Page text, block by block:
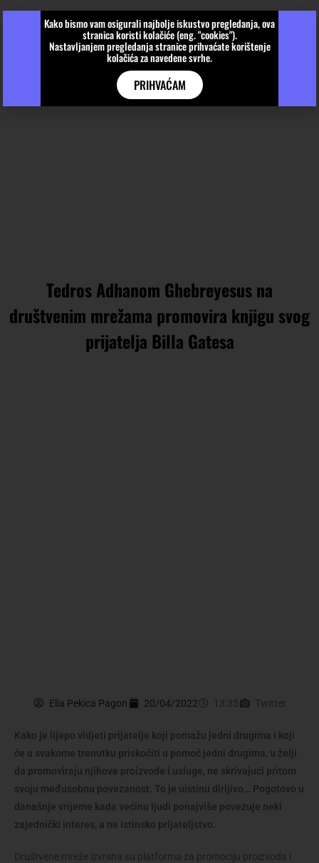
Tedros Adhanom Ghebreyesus na
društvenim mrežama promovira knjigu svog
prijatelja Billa Gatesa
Elia Pekica Pagon 20/04/2022 13:35 Twitter
Kako je lijepo vidjeti prijatelje koji pomažu jedni drugima i koji
će u svakome trenutku priskočiti u pomoć jedni drugima, u želji
da promoviraju njihove proizvode i usluge, ne skrivajući pritom
svoju međusobnu povezanost. To je uistinu dirljivo… Pogotovo u
današnje vrijeme kada većinu ljudi ponajviše povezuje neki
zajednički interes, a ne istinsko prijateljstvo.
Društvene mreže izvrsna su platforma za promociju proizvoda i
Kako bismo vam osigurali najbolje iskustvo pregledanja, ova
stranica koristi kolačiće (eng. "cookies").
Nastavljanjem pregledanja stranice prihvaćate korištenje
kolačića za navedene svrhe.
PRIHVAĆAM